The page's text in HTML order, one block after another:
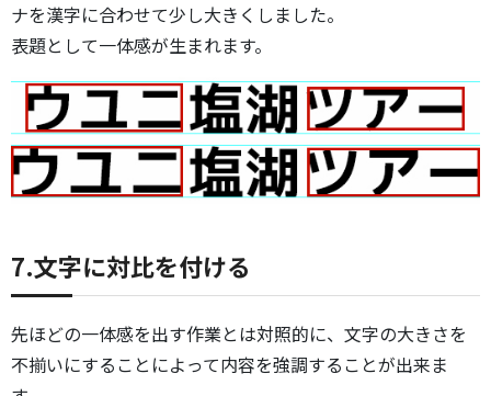
ナを漢字に合わせて少し大きくしました。
表題として一体感が生まれます。
7.文字に対比を付ける
先ほどの一体感を出す作業とは対照的に、文字の大きさを
不揃いにすることによって内容を強調することが出来ま